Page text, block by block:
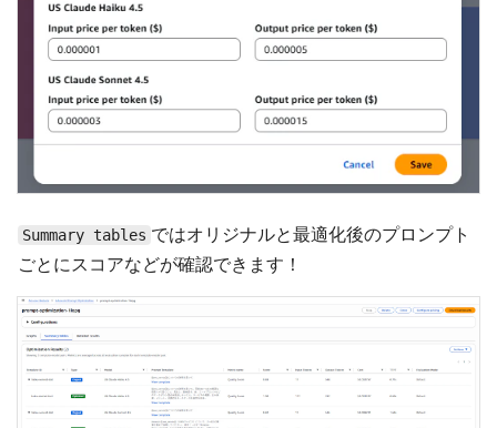
Summary tables ではオリジナルと最適化後のプロンプト
ごとにスコアなどが確認できます！